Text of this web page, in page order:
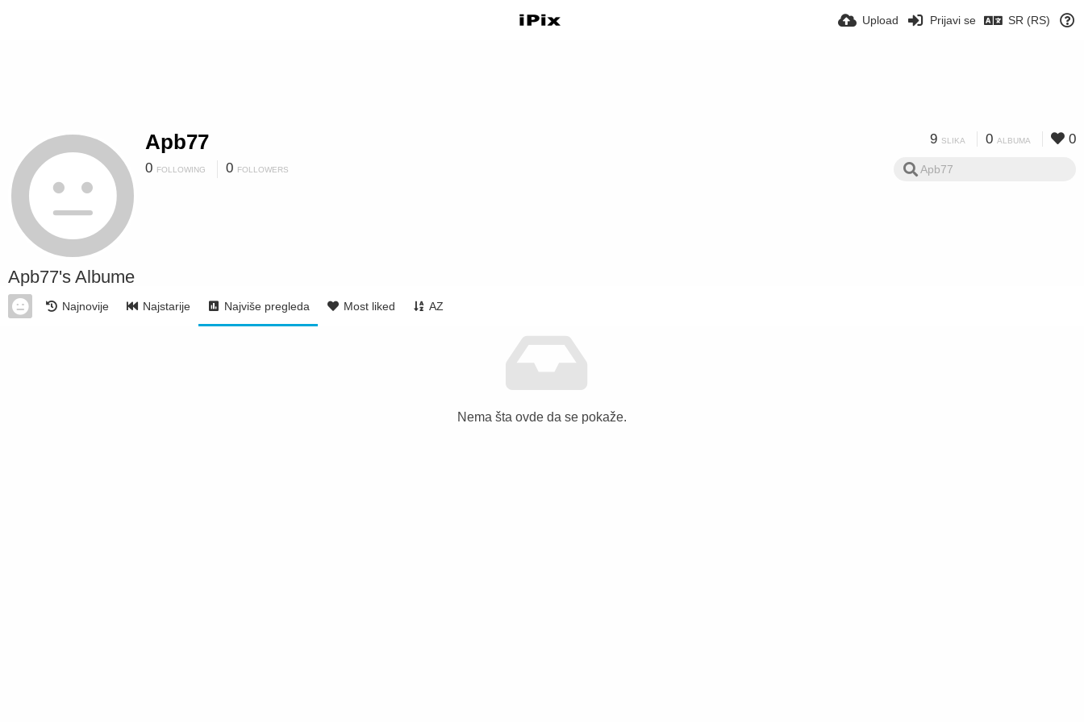
Upload Prijavi se SR (RS)
Apb77
0 FOLLOWING 0 FOLLOWERS
9 SLIKA 0 ALBUMA 0
Apb77's Albume
Najnovije Najstarije Najviše pregleda Most liked AZ
Nema šta ovde da se pokaže.